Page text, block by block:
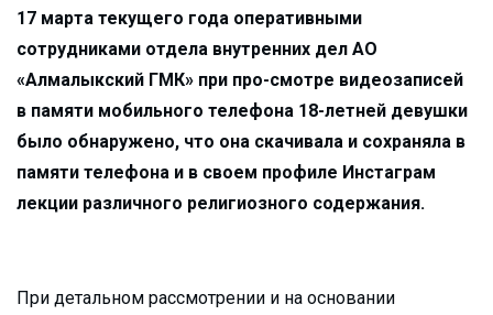
17 марта текущего года оперативными
сотрудниками отдела внутренних дел АО
«Алмалыкский ГМК» при про-смотре видеозаписей
в памяти мобильного телефона 18-летней девушки
было обнаружено, что она скачивала и сохраняла в
памяти телефона и в своем профиле Инстаграм
лекции различного религиозного содержания.
При детальном рассмотрении и на основании